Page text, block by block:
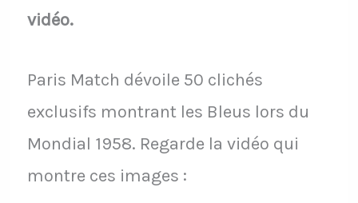
vidéo.
Paris Match dévoile 50 clichés
exclusifs montrant les Bleus lors du
Mondial 1958. Regarde la vidéo qui
montre ces images :